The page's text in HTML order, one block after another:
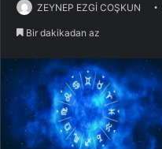
ZEYNEP EZGİ COŞKUN
Bir dakikadan az